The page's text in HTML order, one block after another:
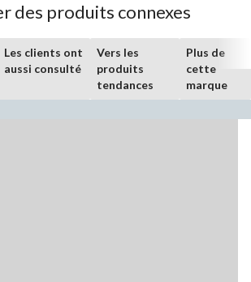
des produits connexes
Les clients ont
aussi consulté
Vers les
produits
tendances
Plus de
cette
marque